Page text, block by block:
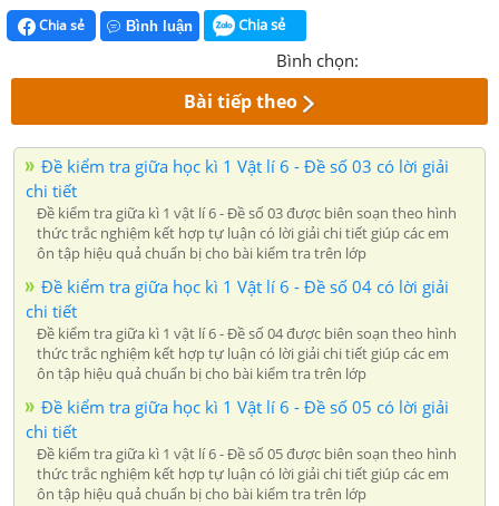
Chia sẻ Bình luận Chia sẻ
Bình chọn:
Bài tiếp theo
Đề kiểm tra giữa học kì 1 Vật lí 6 - Đề số 03 có lời giải
chi tiết
Đề kiểm tra giữa kì 1 vật lí 6 - Đề số 03 được biên soạn theo hình
thức trắc nghiệm kết hợp tự luận có lời giải chi tiết giúp các em
ôn tập hiệu quả chuẩn bị cho bài kiểm tra trên lớp
Đề kiểm tra giữa học kì 1 Vật lí 6 - Đề số 04 có lời giải
chi tiết
Đề kiểm tra giữa kì 1 vật lí 6 - Đề số 04 được biên soạn theo hình
thức trắc nghiệm kết hợp tự luận có lời giải chi tiết giúp các em
ôn tập hiệu quả chuẩn bị cho bài kiểm tra trên lớp
Đề kiểm tra giữa học kì 1 Vật lí 6 - Đề số 05 có lời giải
chi tiết
Đề kiểm tra giữa kì 1 vật lí 6 - Đề số 05 được biên soạn theo hình
thức trắc nghiệm kết hợp tự luận có lời giải chi tiết giúp các em
ôn tập hiệu quả chuẩn bị cho bài kiểm tra trên lớp